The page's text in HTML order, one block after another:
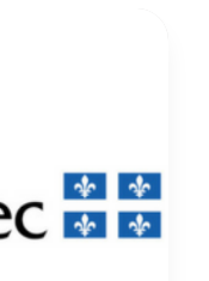
DU CQRHT